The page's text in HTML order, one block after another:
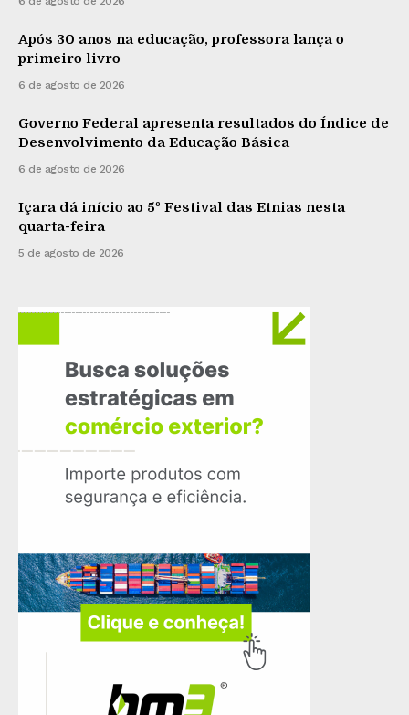
Após 30 anos na educação, professora lança o
primeiro livro
6 de agosto de 2026
Governo Federal apresenta resultados do Índice de
Desenvolvimento da Educação Básica
6 de agosto de 2026
Içara dá início ao 5º Festival das Etnias nesta
quarta-feira
5 de agosto de 2026